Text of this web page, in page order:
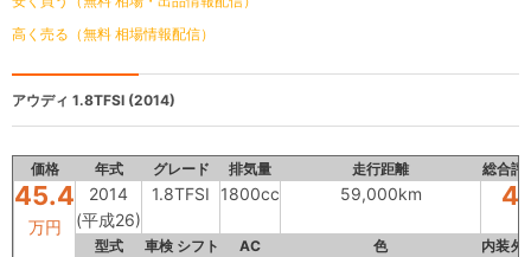
高く売る（無料 相場情報配信）
アウディ 1.8TFSI (2014)
価格 年式 グレード 排気量 走行距離 総合評
45.4
万円
2014
(平成26)
1.8TFSI 1800cc 59,000km 4
型式 車検 シフト AC 色 内装外